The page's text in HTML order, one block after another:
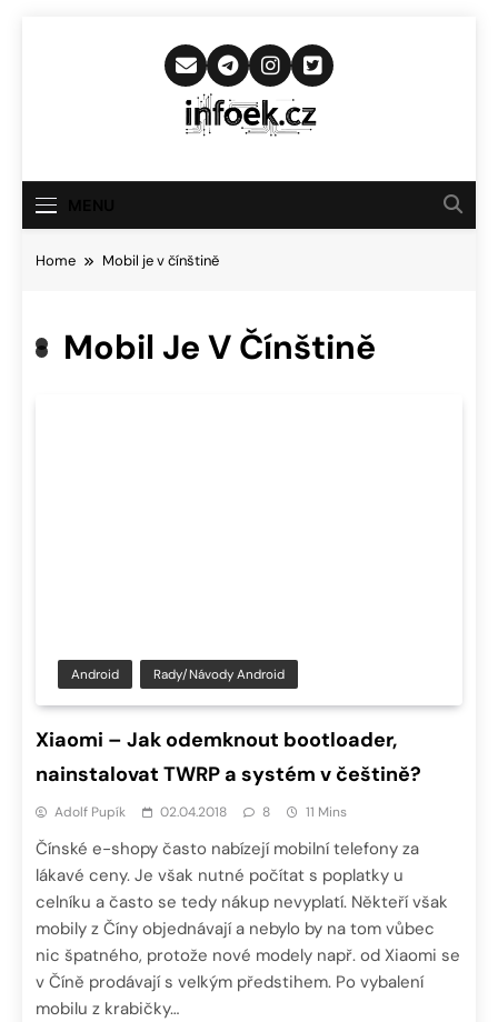
Infoek.cz
Novinkám
Home Mobil je v čínštině
Mobil Je V Čínštině
Android Rady/návody Android
Xiaomi – Jak odemknout bootloader,
nainstalovat TWRP a systém v češtině?
Adolf Pupík 02.04.2018 8 11 Mins
Čínské e-shopy často nabízejí mobilní telefony za
lákavé ceny. Je však nutné počítat s poplatky u
celníku a často se tedy nákup nevyplatí. Někteří však
mobily z Číny objednávají a nebylo by na tom vůbec
nic špatného, protože nové modely např. od Xiaomi se
v Číně prodávají s velkým předstihem. Po vybalení
mobilu z krabičky…